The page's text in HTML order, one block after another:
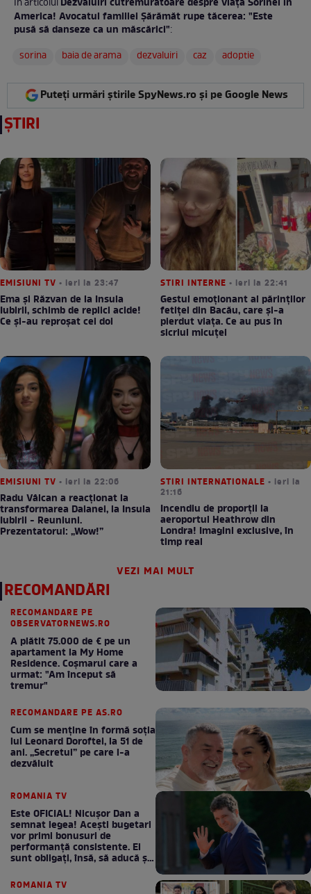
În articolul
America! Avocatul familiei Șărămăt rupe tăcerea: "Este
pusă să danseze ca un măscărici":
sorina
baia de arama dezvaluiri caz adoptie
Puteți urmări știrile SpyNews.ro și pe Google News
ȘTIRI
EMISIUNI TV • ieri la 23:47
Ema și Răzvan de la Insula
Iubirii, schimb de replici acide!
Ce și-au reproșat cei doi
STIRI INTERNE • ieri la 22:41
Gestul emoționant al părinților
fetiței din Bacău, care și-a
pierdut viața. Ce au pus în
sicriul micuței
EMISIUNI TV • ieri la 22:06
Radu Vâlcan a reacționat la
transformarea Daianei, la Insula
Iubirii - Reuniuni.
Prezentatorul: „Wow!”
STIRI INTERNATIONALE • ieri la
21:16
Incendiu de proporții la
aeroportul Heathrow din
Londra! Imagini exclusive, în
timp real
VEZI MAI MULT
RECOMANDĂRI
RECOMANDARE PE
OBSERVATORNEWS.RO
A plătit 75.000 de € pe un
apartament la My Home
Residence. Coşmarul care a
urmat: "Am început să
tremur"
RECOMANDARE PE AS.RO
Cum se menţine în formă soţia
lui Leonard Doroftei, la 51 de
ani. „Secretul” pe care l-a
dezvăluit
ROMANIA TV
Este OFICIAL! Nicușor Dan a
semnat legea! Acești bugetari
vor primi bonusuri de
performanță consistente. Ei
sunt obligați, însă, să aducă și
ROMANIA TV